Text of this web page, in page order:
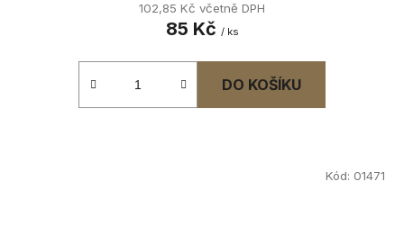
102,85 Kč včetně DPH
85 Kč / ks
DO KOŠÍKU
Kód: 01471